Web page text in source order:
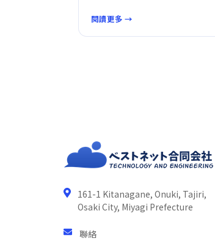
閱讀更多 →
161-1 Kitanagane, Onuki, Tajiri,
Osaki City, Miyagi Prefecture
聯絡